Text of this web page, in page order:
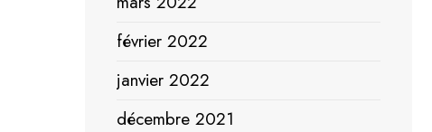
février 2022
janvier 2022
décembre 2021